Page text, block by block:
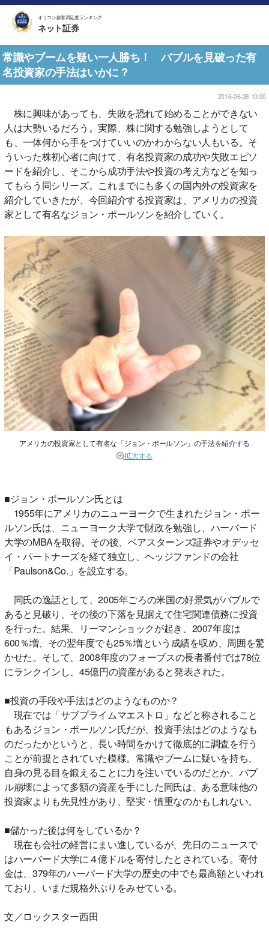
オリコン顧客満足度ランキング
ネット証券
常識やブームを疑い一人勝ち！ バブルを見破った有
名投資家の手法はいかに？
2016-06-26 10:00
株に興味があっても、失敗を恐れて始めることができない
人は大勢いるだろう。実際、株に関する勉強しようとして
も、一体何から手をつけていいのかわからない人もいる。そ
ういった株初心者に向けて、有名投資家の成功や失敗エピソ
ードを紹介し、そこから成功手法や投資の考え方などを知っ
てもらう同シリーズ。これまでにも多くの国内外の投資家を
紹介していきたが、今回紹介する投資家は、アメリカの投資
家として有名なジョン・ポールソンを紹介していく。
アメリカの投資家として有名な「ジョン・ポールソン」の手法を紹介する
拡大する
■ジョン・ポールソン氏とは
1955年にアメリカのニューヨークで生まれたジョン・ポー
ルソン氏は、ニューヨーク大学で財政を勉強し、ハーバード
大学のMBAを取得。その後、ベアスターンズ証券やオデッセ
イ・パートナーズを経て独立し、ヘッジファンドの会社
「Paulson&Co.」を設立する。
同氏の逸話として、2005年ごろの米国の好景気がバブルで
あると見破り、その後の下落を見据えて住宅関連債務に投資
を行った。結果、リーマンショックが起き、2007年度は
600％増、その翌年度でも25％増という成績を収め、周囲を驚
かせた。そして、2008年度のフォーブスの長者番付では78位
にランクインし、45億円の資産があると発表された。
■投資の手段や手法はどのようなものか？
現在では「サブプライムマエストロ」などと称されること
もあるジョン・ポールソン氏だが、投資手法はどのようなも
のだったかというと、長い時間をかけて徹底的に調査を行う
ことが前提とされていた模様。常識やブームに疑いを持ち、
自身の見る目を鍛えることに力を注いでいるのだとか。バブ
ル崩壊によって多額の資産を手にした同氏は、ある意味他の
投資家よりも先見性があり、堅実・慎重なのかもしれない。
■儲かった後は何をしているか？
現在も会社の経営にまい進しているが、先日のニュースで
はハーバード大学に４億ドルを寄付したとされている。寄付
金は、379年のハーバード大学の歴史の中でも最高額といわれ
ており、いまだ規格外ぶりをみせている。
文／ロックスター西田